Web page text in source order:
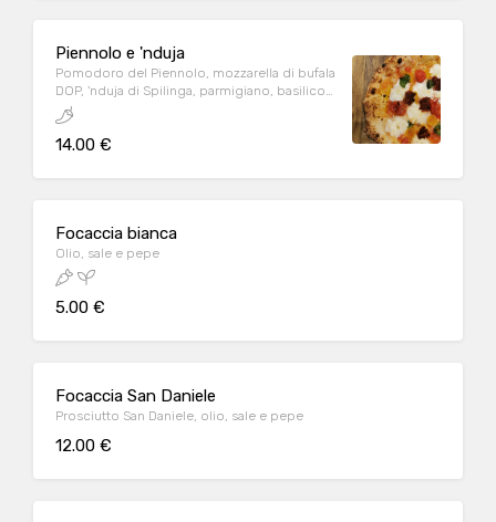
Piennolo e 'nduja
Pomodoro del Piennolo, mozzarella di bufala
DOP, 'nduja di Spilinga, parmigiano, basilico
e olio EVO
14.00 €
Focaccia bianca
Olio, sale e pepe
5.00 €
Focaccia San Daniele
Prosciutto San Daniele, olio, sale e pepe
12.00 €